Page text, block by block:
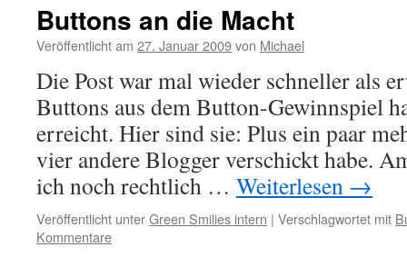
Buttons an die Macht
Veröffentlicht am 27. Januar 2009von Michael
Die Post war mal wieder schneller als
Buttons aus dem Button-Gewinnspiel
erreicht. Hier sind sie: Plus ein paar
vier andere Blogger verschickt habe.
ich noch rechtlich … Weiterlesen →
Veröffentlicht unterGreen Smilies intern | Verschlagwortet mit
Kommentare